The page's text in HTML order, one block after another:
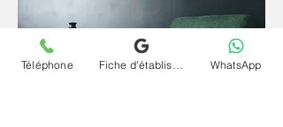
Téléphone WhatsApp